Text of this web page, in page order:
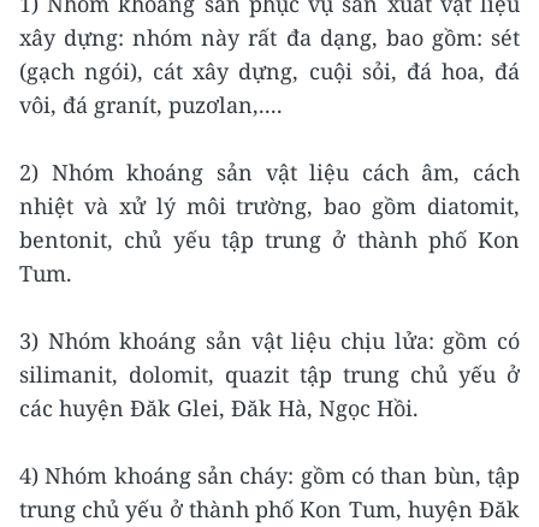
xây dựng: nhóm này rất đa dạng, bao gồm: sét
(gạch ngói), cát xây dựng, cuội sỏi, đá hoa, đá
vôi, đá granít, puzơlan,....
2) Nhóm khoáng sản vật liệu cách âm, cách
nhiệt và xử lý môi trường, bao gồm diatomit,
bentonit, chủ yếu tập trung ở thành phố Kon
Tum.
3) Nhóm khoáng sản vật liệu chịu lửa: gồm có
silimanit, dolomit, quazit tập trung chủ yếu ở
các huyện Đăk Glei, Đăk Hà, Ngọc Hồi.
4) Nhóm khoáng sản cháy: gồm có than bùn, tập
trung chủ yếu ở thành phố Kon Tum, huyện Đăk